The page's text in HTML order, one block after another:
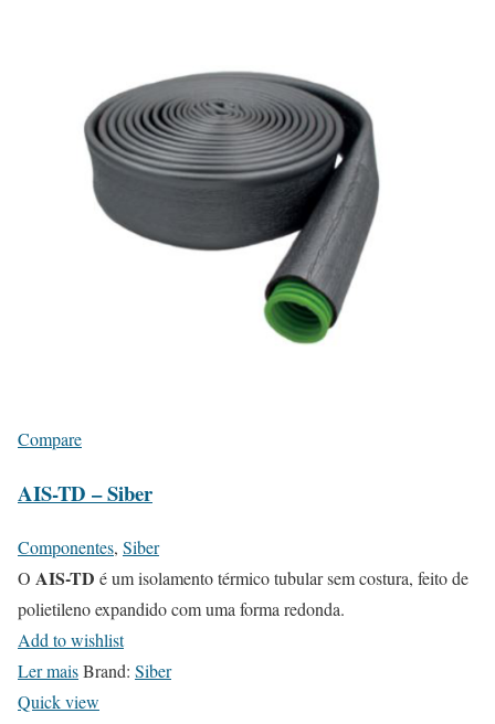
Compare
AIS-TD – Siber
Componentes, Siber
O AIS-TD é um isolamento térmico tubular sem costura, feito de
polietileno expandido com uma forma redonda.
Add to wishlist
Ler maisBrand: Siber
Quick view